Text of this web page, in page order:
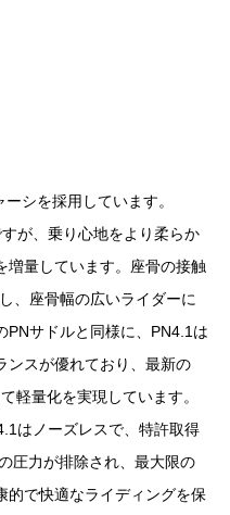
シを採用しています。
が、乗り心地をより柔らか
増量しています。座骨の接触
、座骨幅の広いライダーに
PNサドルと同様に、PN4.1は
ンスが優れており、最新の
軽量化を実現しています。
はノーズレスで、特許取得
圧力が排除され、最大限の
的で快適なライディングを保